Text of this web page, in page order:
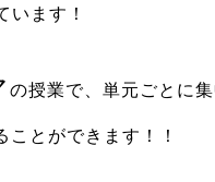
います！
の授業で、単元ごとに
ことができます！！